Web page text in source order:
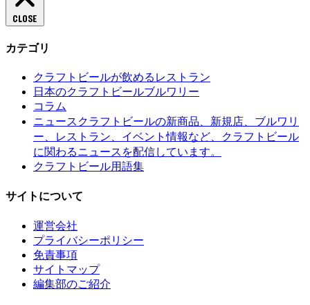
CLOSE
カテゴリ
クラフトビールが飲めるレストラン
日本のクラフトビールブルワリー
コラム
ニュース クラフトビールの新商品、新規店、ブルワリ
ー、レストラン、イベント情報など、クラフトビール
に関わるニュースを配信しています。
クラフトビール用語集
サイトについて
運営会社
プライバシーポリシー
免責事項
サイトマップ
編集部のご紹介